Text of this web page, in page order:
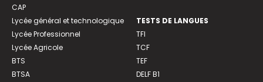
CAP
Lycée général et technologique
Lycée Professionnel
Lycée Agricole
BTS
BTSA
TESTS DE LANGUES
TFI
TCF
TEF
DELF B1